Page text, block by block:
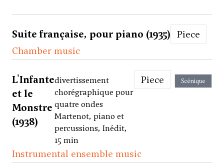
Suite française, pour piano (1935)
Piece
Chamber music
L'Infante
et le
Monstre
(1938)
divertissement
chorégraphique pour
quatre ondes
Martenot, piano et
percussions, Inédit,
15 min
Piece Scénique
Instrumental ensemble music